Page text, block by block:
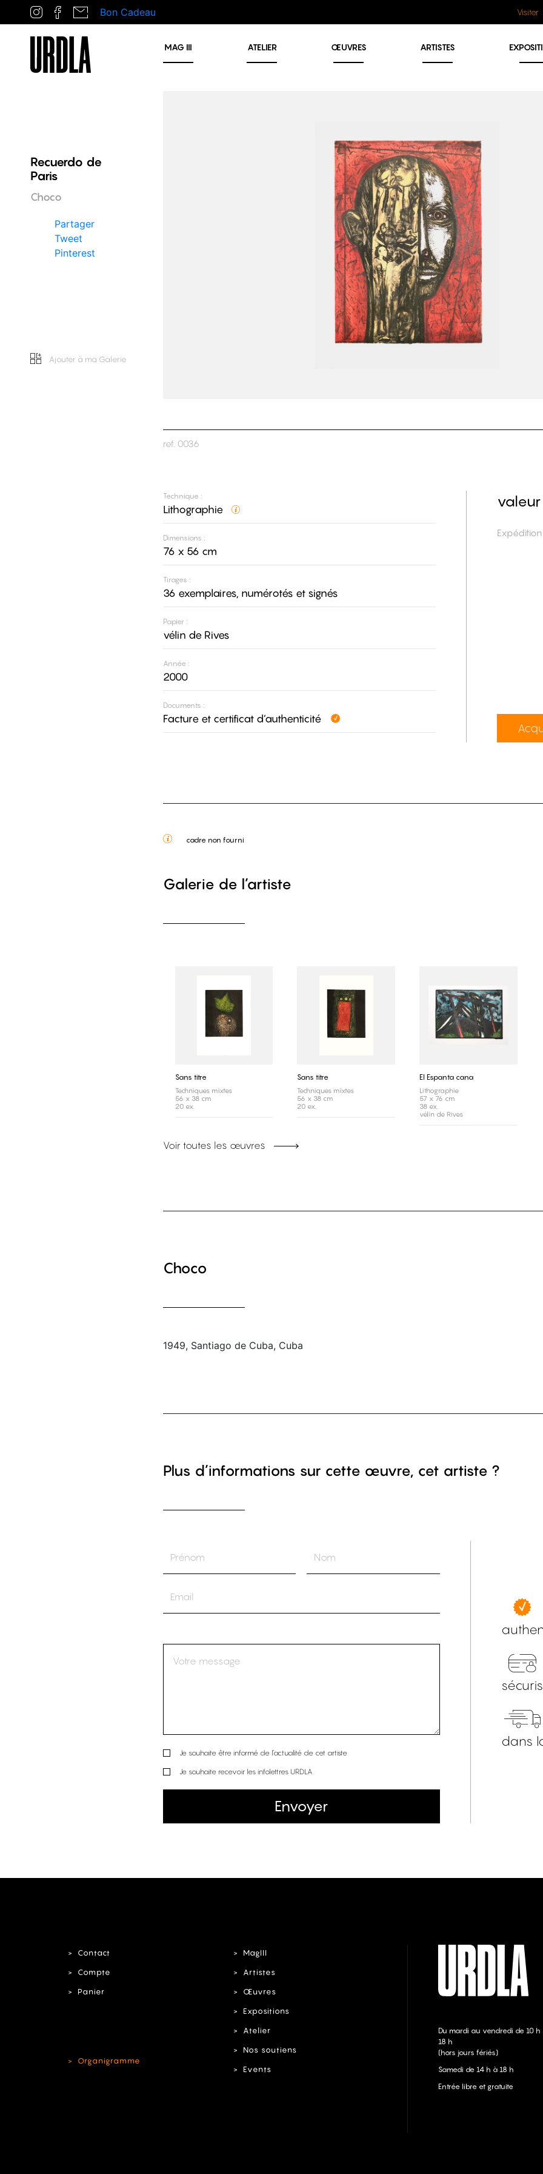
Bon Cadeau Visiter
MAG III ATELIER ŒUVRES ARTISTES
Recuerdo de
Paris
Choco
Partager
Tweet
Pinterest
Ajouter à ma Galerie
ref. 0036
Technique :
Lithographie
Dimensions :
76 x 56 cm
Tirages :
36 exemplaires, numérotés et signés
Papier :
vélin de Rives
Année :
2000
Documents :
Facture et certificat d’authenticité
valeur
cadre non fourni
Galerie de l’artiste
Sans titre
Techniques mixtes
56 x 38 cm
20 ex.
Sans titre
Techniques mixtes
56 x 38 cm
20 ex.
El Espanta cana
Lithographie
57 x 76 cm
38 ex.
vélin de Rives
Voir toutes les œuvres
Choco
1949, Santiago de Cuba, Cuba
Plus d’informations sur cette œuvre, cet artiste ?
Je souhaite être informé de l’actualité de cet artiste
Je souhaite recevoir les infolettres URDLA
Envoyer
dans
Contact
Compte
Panier
Organigramme
MagIII
Artistes
Œuvres
Expositions
Atelier
Nos soutiens
Events
Du mardi au vendredi de 10 h
18 h
(hors jours fériés)
Samedi de 14 h à 18 h
Entrée libre et gratuite